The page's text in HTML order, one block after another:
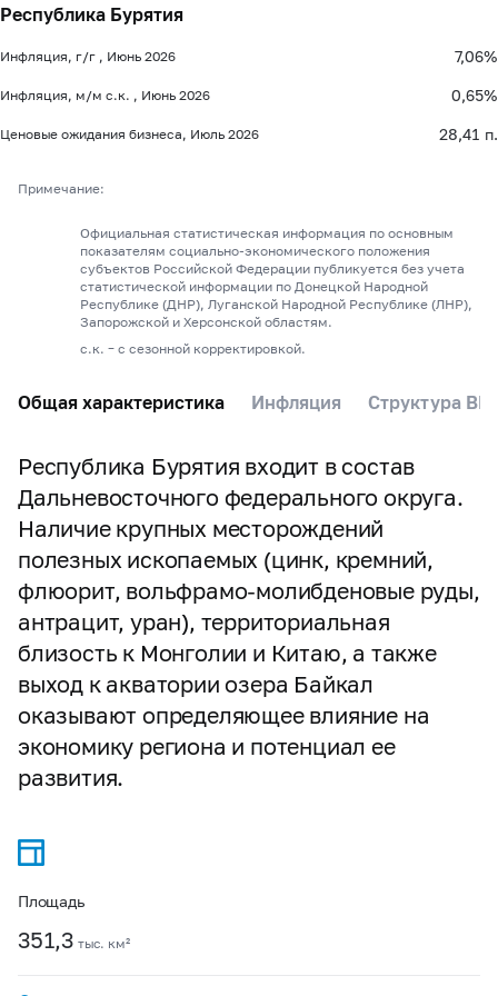
Республика Бурятия
Инфляция, г/г , Июнь 2026 7,06%
Инфляция, м/м с.к. , Июнь 2026 0,65%
Ценовые ожидания бизнеса, Июль 2026 28,41 п.
Примечание:
Официальная статистическая информация по основным
показателям социально-экономического положения
субъектов Российской Федерации публикуется без учета
статистической информации по Донецкой Народной
Республике (ДНР), Луганской Народной Республике (ЛНР),
Запорожской и Херсонской областям.
с.к. – с сезонной корректировкой.
Общая характеристика Инфляция Структура
Республика Бурятия входит в состав
Дальневосточного федерального округа.
Наличие крупных месторождений
полезных ископаемых (цинк, кремний,
флюорит, вольфрамо-молибденовые руды,
антрацит, уран), территориальная
близость к Монголии и Китаю, а также
выход к акватории озера Байкал
оказывают определяющее влияние на
экономику региона и потенциал ее
развития.
Площадь
351,3 тыс. км²